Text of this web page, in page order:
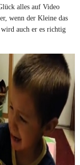
alles auf Video
wenn der Kleine das
wird auch er es richtig